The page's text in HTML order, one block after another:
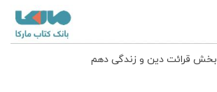
بخش قرائت دین و زندگی دهم